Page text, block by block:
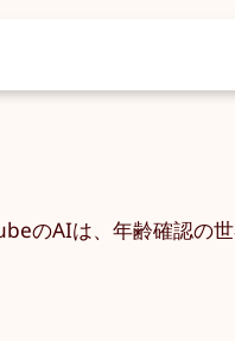
のAIは、年齢確認の